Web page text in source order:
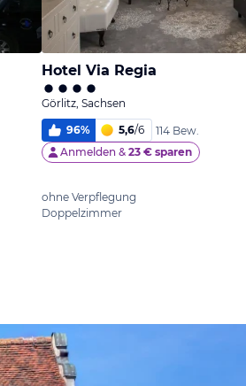
Hotel Via Regia
Görlitz, Sachsen
96% 5,6/6
114 Bew.
Anmelden & 23 € sparen
ohne Verpflegung
Doppelzimmer